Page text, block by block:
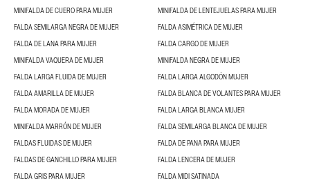
MINIFALDA DE CUERO PARA MUJER
MINIFALDA DE LENTEJUELAS PARA MUJER
FALDA SEMILARGA NEGRA DE MUJER
FALDA ASIMÉTRICA DE MUJER
FALDA DE LANA PARA MUJER
FALDA CARGO DE MUJER
MINIFALDA VAQUERA DE MUJER
MINIFALDA NEGRA DE MUJER
FALDA LARGA FLUIDA DE MUJER
FALDA LARGA ALGODÓN MUJER
FALDA AMARILLA DE MUJER
FALDA BLANCA DE VOLANTES PARA MUJER
FALDA MORADA DE MUJER
FALDA LARGA BLANCA MUJER
MINIFALDA MARRÓN DE MUJER
FALDA SEMILARGA BLANCA DE MUJER
FALDAS FLUIDAS DE MUJER
FALDA DE PANA PARA MUJER
FALDAS DE GANCHILLO PARA MUJER
FALDA LENCERA DE MUJER
FALDA GRIS PARA MUJER
FALDA MIDI SATINADA